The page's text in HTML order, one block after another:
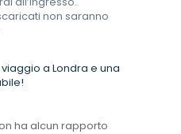
non saranno
a Londra e una
ha alcun rapporto